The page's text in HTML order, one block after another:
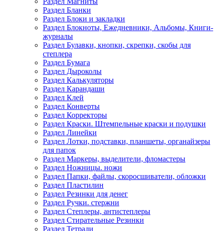
Раздел Бланки
Раздел Блоки и закладки
Раздел Блокноты, Ежедневники, Альбомы, Книги-
журналы
Раздел Булавки, кнопки, скрепки, скобы для
степлера
Раздел Бумага
Раздел Дыроколы
Раздел Калькуляторы
Раздел Карандаши
Раздел Клей
Раздел Конверты
Раздел Корректоры
Раздел Краски. Штемпельные краски и подушки
Раздел Линейки
Раздел Лотки, подставки, планшеты, органайзеры
для папок
Раздел Маркеры, выделители, фломастеры
Раздел Ножницы. ножи
Раздел Папки, файлы, скоросшиватели, обложки
Раздел Пластилин
Раздел Резинки для денег
Раздел Ручки. стержни
Раздел Степлеры, антистеплеры
Раздел Стирательные Резинки
Раздел Тетради